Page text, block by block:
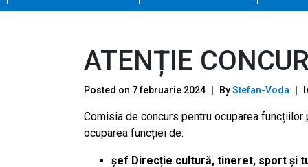
ATENȚIE
Posted on 7 februarie 2024 ByStefan-Voda
Comisia de concurs pentru ocuparea
ocuparea funcției de:
şef Direcție cultură, tineret, sport și